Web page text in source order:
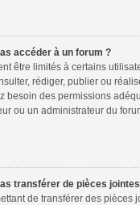
accéder à un forum ?
être limités à certains
rédiger, publier ou
besoin des permissions
ou un administrateur du
transférer de pièces
de transférer des pièces